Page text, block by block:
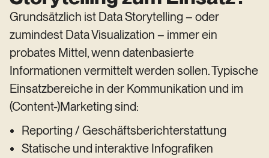
Grundsätzlich ist Data Storytelling – oder
zumindest Data Visualization – immer ein
probates Mittel, wenn datenbasierte
Informationen vermittelt werden sollen. Typische
Einsatzbereiche in der Kommunikation und im
(Content-)Marketing sind:
Reporting / Geschäftsberichterstattung
Statische und interaktive Infografiken